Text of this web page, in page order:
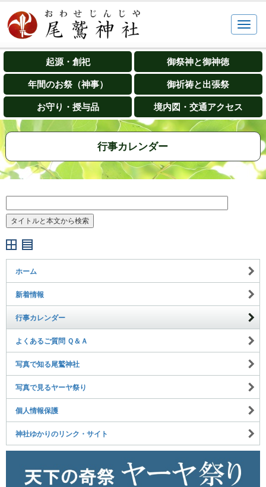
起源・創祀 御祭神と御神徳
年間のお祭（神事） 御祈祷と出張祭
お守り・授与品 境内図・交通アクセス
行事カレンダー
ホーム
新着情報
行事カレンダー
よくあるご質問 Ｑ＆Ａ
写真で知る尾鷲神社
写真で見るヤーヤ祭り
個人情報保護
神社ゆかりのリンク・サイト